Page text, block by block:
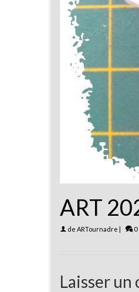
ART
de ARTournadre | 0
Laisser